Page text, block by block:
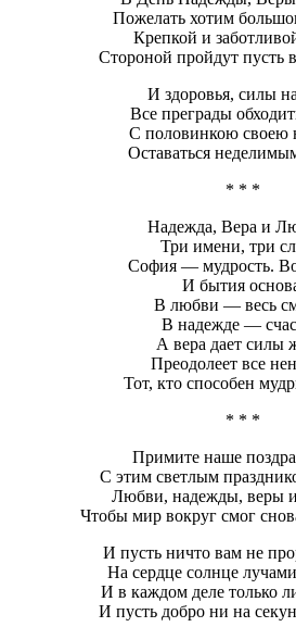
Пожелать хотим
Крепкой и
Стороной пройдут пусть
И здоровья, силы
Все преграды
С половинкою своею
Оставаться
* * *
Надежда, Вера и
Три имени, три
София — мудрость.
И бытия
В любви — весь
В надежде —
А вера дает силы
Преодолеет все
Тот, кто способен
* * *
Примите наше
С этим светлым
Любви, надежды, веры и
Чтобы мир вокруг смог
И пусть ничто вам не
На сердце солнце
И в каждом деле только
И пусть добро ни на